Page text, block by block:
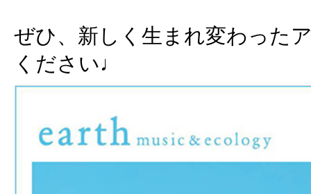
ぜひ、新しく生まれ変わった
ください♩︎